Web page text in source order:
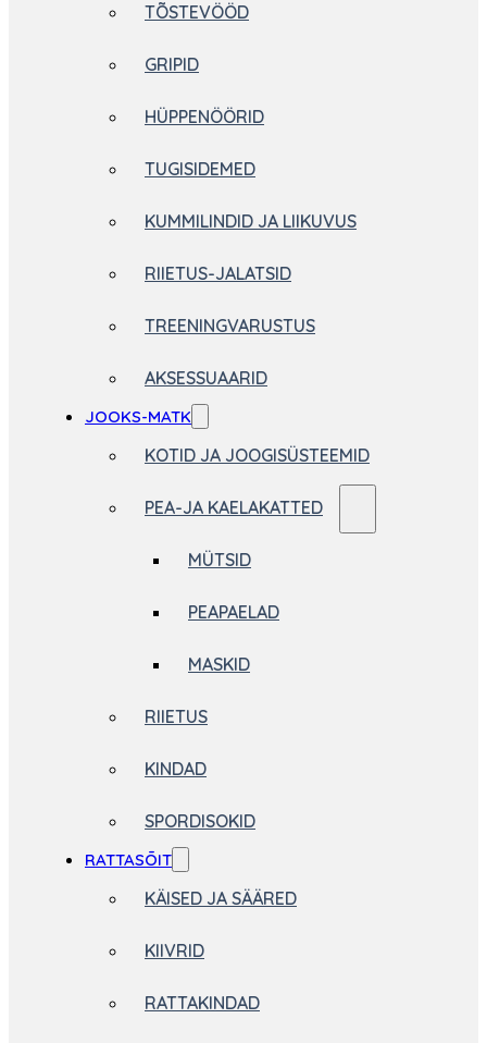
TÕSTEVÖÖD
GRIPID
HÜPPENÖÖRID
TUGISIDEMED
KUMMILINDID JA LIIKUVUS
RIIETUS-JALATSID
TREENINGVARUSTUS
AKSESSUAARID
JOOKS-MATK
KOTID JA JOOGISÜSTEEMID
PEA-JA KAELAKATTED
MÜTSID
PEAPAELAD
MASKID
RIIETUS
KINDAD
SPORDISOKID
RATTASÕIT
KÄISED JA SÄÄRED
KIIVRID
RATTAKINDAD